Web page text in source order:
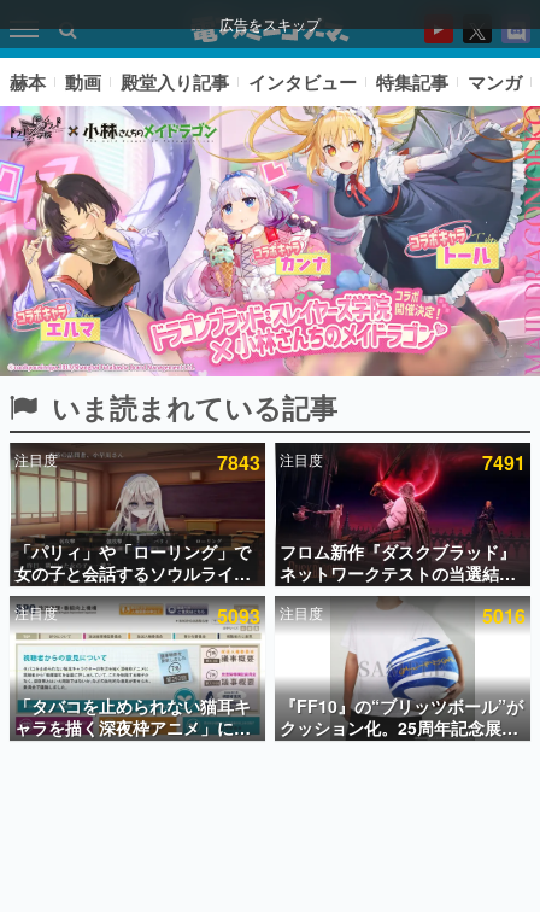
広告をスキップ
ピックアップ
電ファミのいま読まれている記事ランキング
アプリセール情報
インタビュー
連載・特集一覧
殿堂入り記事
SNS拡散数が数千以上！ ページビュー数万以上！ などな
ど。多くの人々に読まれた、電ファミ渾身の“殿堂入り”記
事をまとめました。
赫本 動画 殿堂入り記事 インタビュー 特集記事 マンガ
いま読まれている記事
注目度 7843
「パリィ」や「ローリング」で
女の子と会話するソウルライク
恋愛ゲーム『小早川さんはソウ
ルライク』無料公開。返事に失
敗すると「YOU DIED」
注目度 7491
フロム新作『ダスクブラッド』
ネットワークテストの当選結果
が8月7日22時に発表。応募サイ
トのマイページから確認可能、
テスト実施は8月21日～24日
注目度 5093
「タバコを止められない猫耳キ
ャラを描く深夜枠アニメ」に視
聴者の一部から批判意見。違法
注目度 5016
『FF10』の“ブリッツボール”が
クッション化。25周年記念展
「FINAL FANTASY X